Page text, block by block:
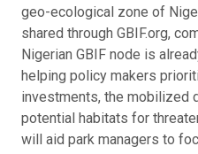
geo-ecological zone of
shared through GBIF.org,
Nigerian GBIF node is
helping policy makers
investments, the mobilized
potential habitats for
will aid park managers to